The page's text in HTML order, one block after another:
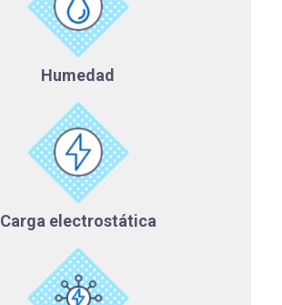
Humedad
Carga electrostática